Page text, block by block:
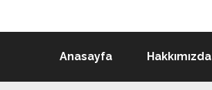
Anasayfa Hakkımızda